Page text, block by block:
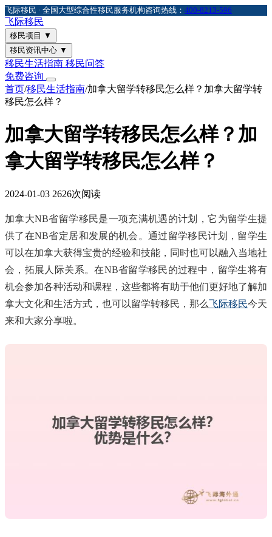
飞际移民 · 全国大型综合性移民服务机构咨询热线： 400-8213-596
飞际移民
移民项目 ▼
移民资讯中心 ▼
移民生活指南 移民问答
免费咨询
首页/移民生活指南/加拿大留学转移民怎么样？加拿大留学转
移民怎么样？
加拿大留学转移民怎么样？加
拿大留学转移民怎么样？
2024-01-03 2626次阅读
加拿大NB省留学移民是一项充满机遇的计划，它为留学生提
供了在NB省定居和发展的机会。通过留学移民计划，留学生
可以在加拿大获得宝贵的经验和技能，同时也可以融入当地社
会，拓展人际关系。在NB省留学移民的过程中，留学生将有
机会参加各种活动和课程，这些都将有助于他们更好地了解加
拿大文化和生活方式，也可以留学转移民，那么飞际移民今天
来和大家分享啦。